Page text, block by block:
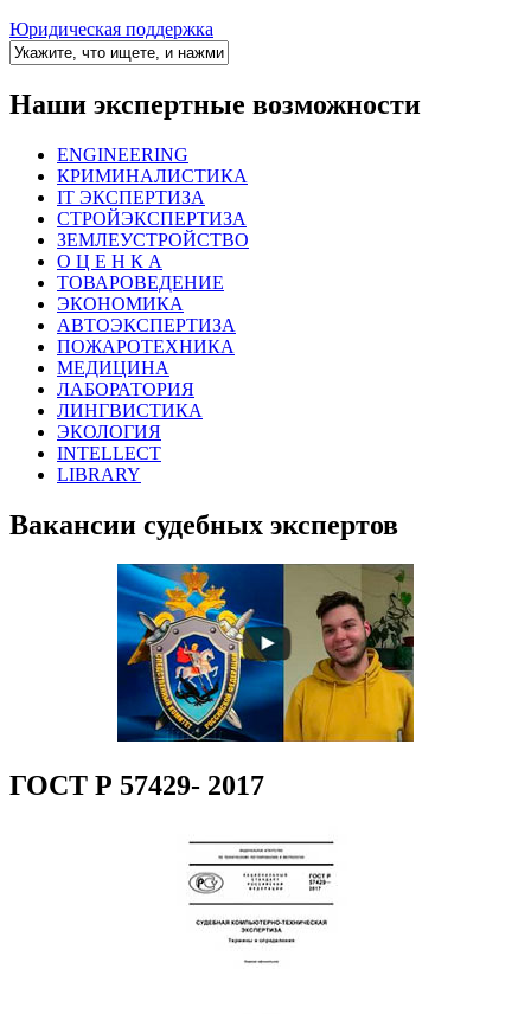
Юридическая поддержка
Наши экспертные возможности
ENGINEERING
КРИМИНАЛИСТИКА
IT ЭКСПЕРТИЗА
СТРОЙЭКСПЕРТИЗА
ЗЕМЛЕУСТРОЙСТВО
О Ц Е Н К А
ТОВАРОВЕДЕНИЕ
ЭКОНОМИКА
АВТОЭКСПЕРТИЗА
ПОЖАРОТЕХНИКА
МЕДИЦИНА
ЛАБОРАТОРИЯ
ЛИНГВИСТИКА
ЭКОЛОГИЯ
INTELLECT
LIBRARY
Вакансии судебных экспертов
ГОСТ Р 57429- 2017